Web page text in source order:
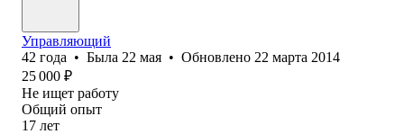
Управляющий
42 года • Была 22 мая • Обновлено 22 марта 2014
25 000 ₽
Не ищет работу
Общий опыт
17 лет